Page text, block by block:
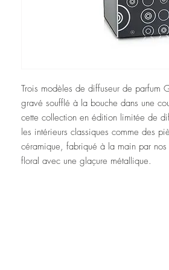
Trois modèles de diffuseur de parfum
gravé soufflé à la bouche dans une
cette collection en édition limitée de
les intérieurs classiques comme des
céramique, fabriqué à la main par
floral avec une glaçure métallique.